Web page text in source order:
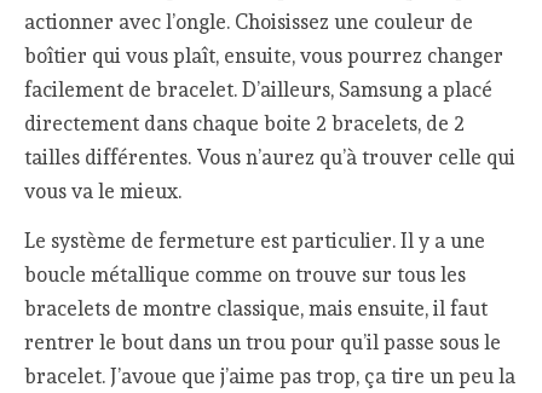
actionner avec l’ongle. Choisissez une couleur de
boîtier qui vous plaît, ensuite, vous pourrez changer
facilement de bracelet. D’ailleurs, Samsung a placé
directement dans chaque boite 2 bracelets, de 2
tailles différentes. Vous n’aurez qu’à trouver celle qui
vous va le mieux.
Le système de fermeture est particulier. Il y a une
boucle métallique comme on trouve sur tous les
bracelets de montre classique, mais ensuite, il faut
rentrer le bout dans un trou pour qu’il passe sous le
bracelet. J’avoue que j’aime pas trop, ça tire un peu la